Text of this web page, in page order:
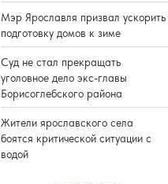
Мэр Ярославля призвал ускорить
подготовку домов к зиме
Суд не стал прекращать
уголовное дело экс-главы
Борисоглебского района
Жители ярославского села
боятся критической ситуации с
водой